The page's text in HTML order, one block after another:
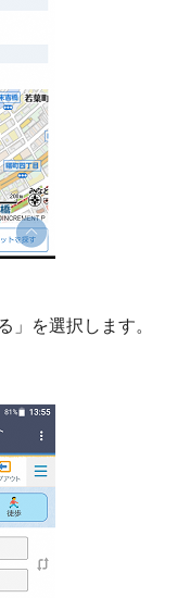
」を選択します。